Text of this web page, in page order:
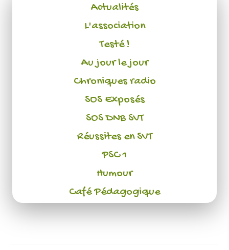
Actualités
L'association
Testé !
Au jour le jour
Chroniques radio
SOS Exposés
SOS DNB SVT
Réussites en SVT
PSC 1
Humour
Café Pédagogique